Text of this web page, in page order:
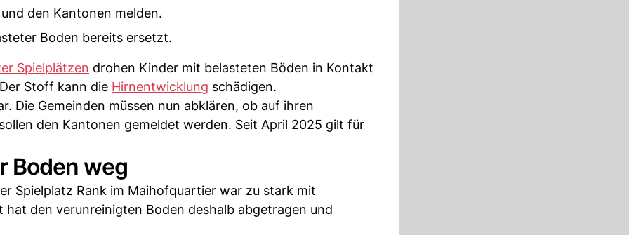
den Kantonen melden.
Boden bereits ersetzt.
Spielplätzen drohen Kinder mit belasteten Böden in Kontakt
Stoff kann die Hirnentwicklung schädigen.
Die Gemeinden müssen nun abklären, ob auf ihren
den Kantonen gemeldet werden. Seit April 2025 gilt für
Boden weg
Spielplatz Rank im Maihofquartier war zu stark mit
den verunreinigten Boden deshalb abgetragen und